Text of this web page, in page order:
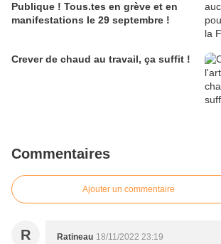
Publique ! Tous.tes en grève et en
manifestations le 29 septembre !
Crever de chaud au travail, ça suffit !
Commentaires
Ajouter un commentaire
R Ratineau 18/11/2022 23:19